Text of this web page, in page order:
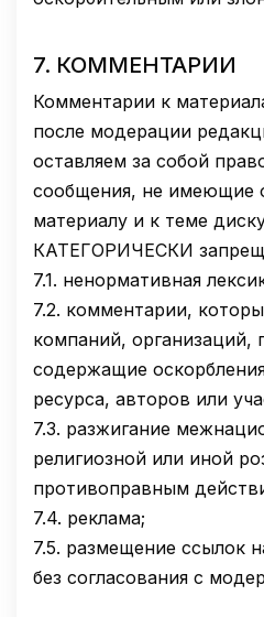
7. КОММЕНТАРИИ
Комментарии к
после модерации
оставляем за собой
сообщения, не имеющие
материалу и к теме
КАТЕГОРИЧЕСКИ
7.1. ненормативная
7.2. комментарии,
компаний, организаций,
содержащие
ресурса, авторов или
7.3. разжигание
религиозной или иной
противоправным
7.4. реклама;
7.5. размещение ссылок
без согласования с